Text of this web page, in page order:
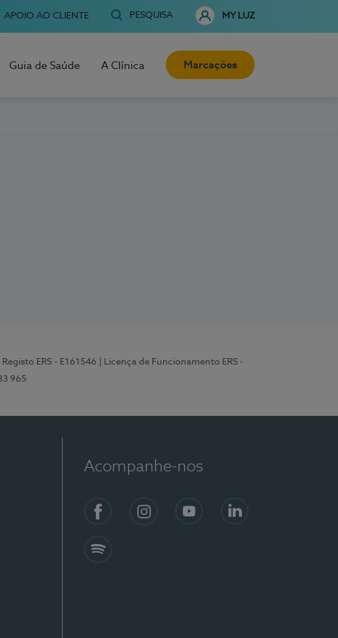
APOIO AO CLIENTE PESQUISA MY LUZ
Guia de Saúde A Clínica Marcações
| Registo ERS - E161546
| Licença de Funcionamento ERS -
965
Acompanhe-nos